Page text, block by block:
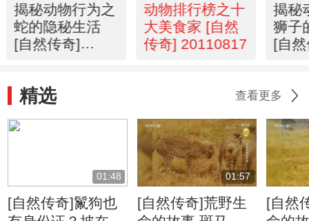
揭秘动物行为之
蛇的隐秘生活
[自然传奇]
动物排行榜之十
大美食家 [自然
传奇] 20110817
揭秘
狮子
[自
精选 查看更多
01:48
[自然传奇]鬣狗也
01:57
[自然传奇]荒野生
[自然